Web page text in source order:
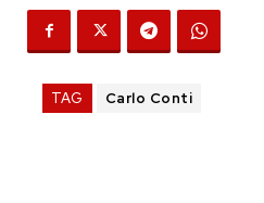
TAG Carlo Conti